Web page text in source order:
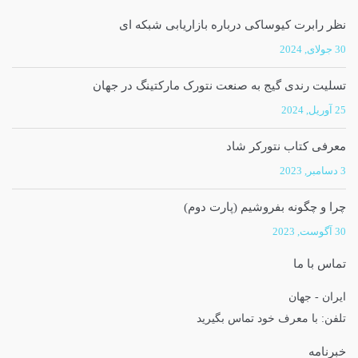
نظر رابرت کیوساکی درباره بازاریابی شبکه ای
30 جولای, 2024
تسلیت رندی گیج به صنعت نتورک مارکتینگ در جهان
25 آوریل, 2024
معرفی کتاب نتورکر شاد
3 دسامبر, 2023
چرا و چگونه بفروشیم (پارت دوم)
30 آگوست, 2023
تماس با ما
ایران - جهان
تلفن: با معرف خود تماس بگیرید
خبرنامه